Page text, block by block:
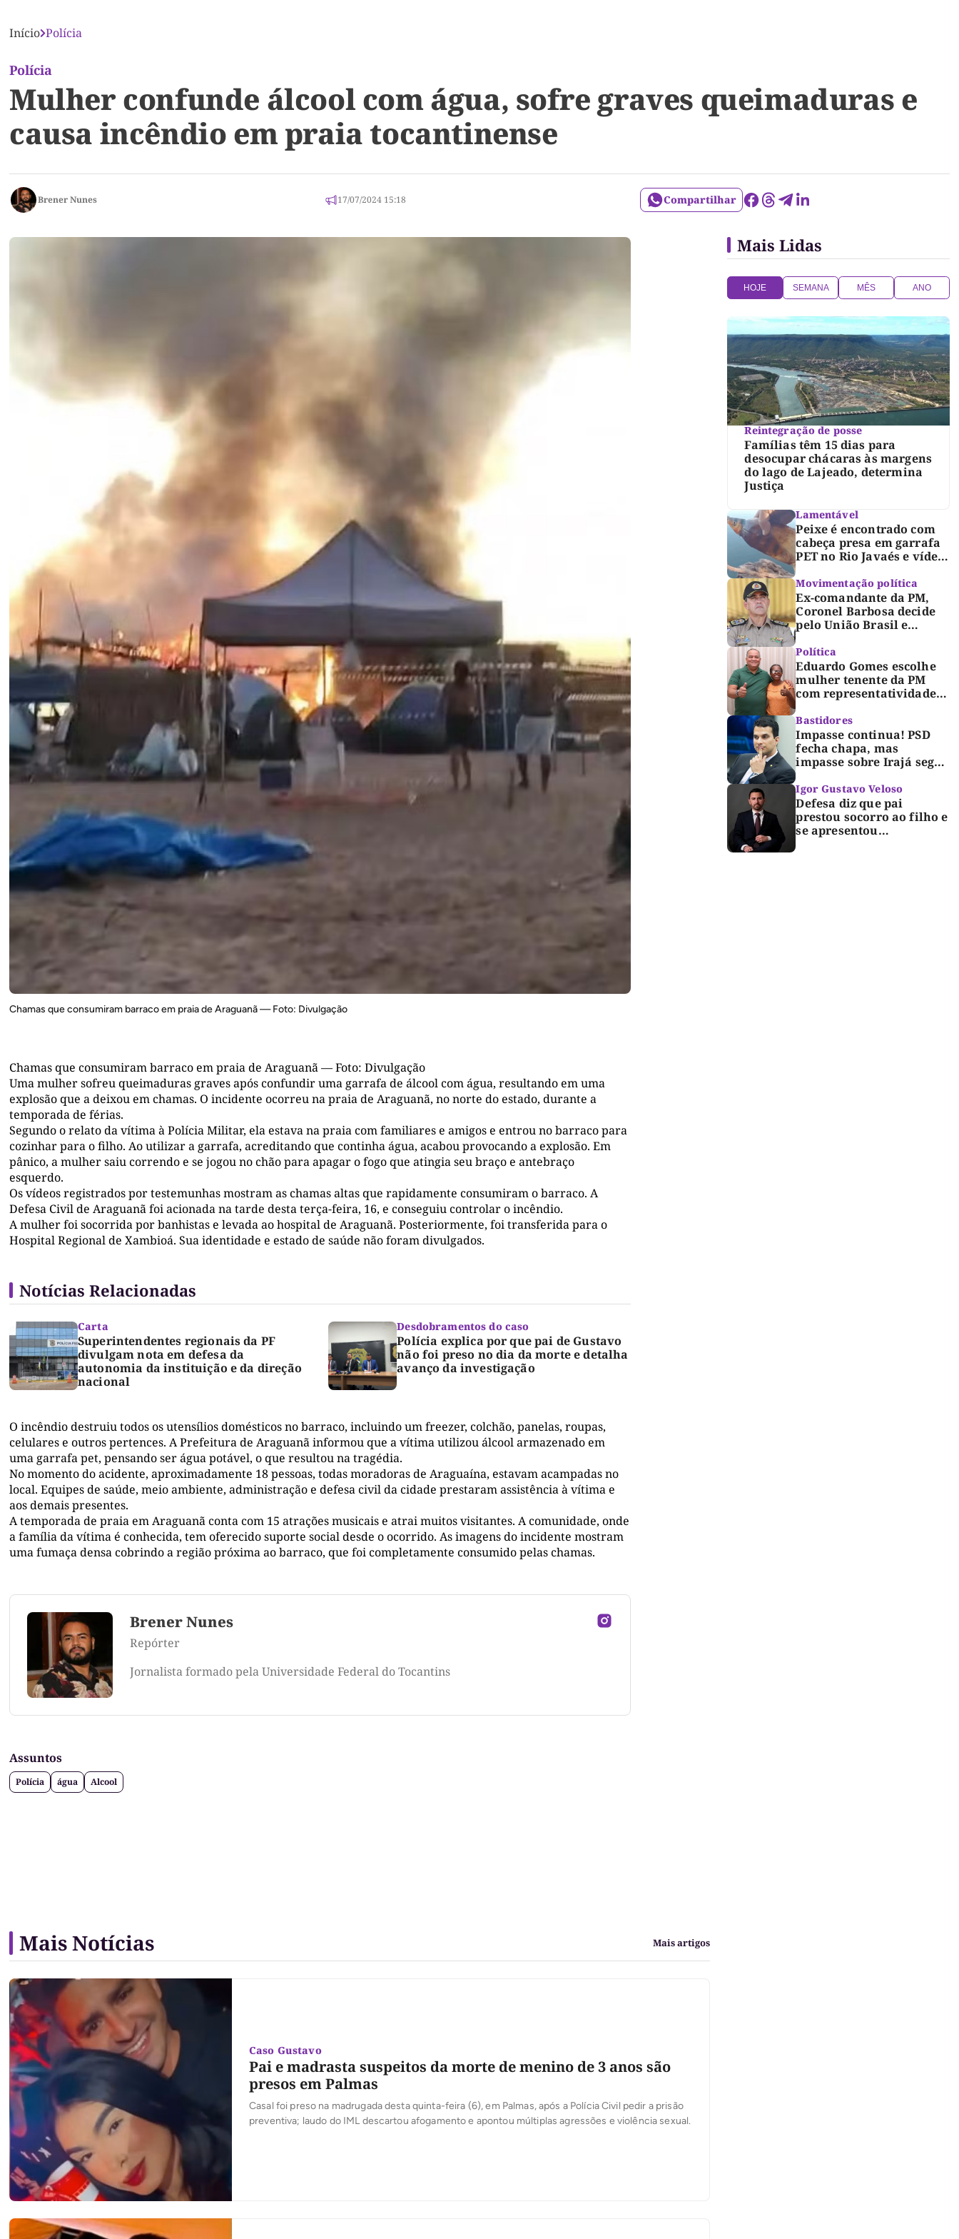
Início Polícia
Polícia
Mulher confunde álcool com água, sofre graves queimaduras e
causa incêndio em praia tocantinense
Brener Nunes 17/07/2024 15:18 Compartilhar
Chamas que consumiram barraco em praia de Araguanã — Foto: Divulgação
Chamas que consumiram barraco em praia de Araguanã — Foto: Divulgação
Uma mulher sofreu queimaduras graves após confundir uma garrafa de álcool com água, resultando em uma
explosão que a deixou em chamas. O incidente ocorreu na praia de Araguanã, no norte do estado, durante a
temporada de férias.
Segundo o relato da vítima à Polícia Militar, ela estava na praia com familiares e amigos e entrou no barraco para
cozinhar para o filho. Ao utilizar a garrafa, acreditando que continha água, acabou provocando a explosão. Em
pânico, a mulher saiu correndo e se jogou no chão para apagar o fogo que atingia seu braço e antebraço
esquerdo.
Os vídeos registrados por testemunhas mostram as chamas altas que rapidamente consumiram o barraco. A
Defesa Civil de Araguanã foi acionada na tarde desta terça-feira, 16, e conseguiu controlar o incêndio.
A mulher foi socorrida por banhistas e levada ao hospital de Araguanã. Posteriormente, foi transferida para o
Hospital Regional de Xambioá. Sua identidade e estado de saúde não foram divulgados.
Notícias Relacionadas
Carta
Superintendentes regionais da PF
divulgam nota em defesa da
autonomia da instituição e da direção
nacional
Desdobramentos do caso
Polícia explica por que pai de Gustavo
não foi preso no dia da morte e detalha
avanço da investigação
O incêndio destruiu todos os utensílios domésticos no barraco, incluindo um freezer, colchão, panelas, roupas,
celulares e outros pertences. A Prefeitura de Araguanã informou que a vítima utilizou álcool armazenado em
uma garrafa pet, pensando ser água potável, o que resultou na tragédia.
No momento do acidente, aproximadamente 18 pessoas, todas moradoras de Araguaína, estavam acampadas no
local. Equipes de saúde, meio ambiente, administração e defesa civil da cidade prestaram assistência à vítima e
aos demais presentes.
A temporada de praia em Araguanã conta com 15 atrações musicais e atrai muitos visitantes. A comunidade, onde
a família da vítima é conhecida, tem oferecido suporte social desde o ocorrido. As imagens do incidente mostram
uma fumaça densa cobrindo a região próxima ao barraco, que foi completamente consumido pelas chamas.
Brener Nunes
Repórter
Jornalista formado pela Universidade Federal do Tocantins
Assuntos
Polícia água Alcool
Mais Lidas
HOJE SEMANA MÊS ANO
Reintegração de posse
Famílias têm 15 dias para
desocupar chácaras às margens
do lago de Lajeado, determina
Justiça
Lamentável
Peixe é encontrado com
cabeça presa em garrafa
PET no Rio Javaés e vídeo
lixo nos rios
Movimentação política
Ex-comandante da PM,
Coronel Barbosa decide
pelo União Brasil e
Dorinha
Política
Eduardo Gomes escolhe
mulher tenente da PM
com representatividade e
para compor segunda
suplência ao Senado
Bastidores
Impasse continua! PSD
fecha chapa, mas
impasse sobre Irajá segue
TRE; Laurez diz que nome
dele não foi homologado
Igor Gustavo Veloso
Defesa diz que pai
prestou socorro ao filho e
se apresentou
Mais Notícias Mais artigos
Caso Gustavo
Pai e madrasta suspeitos da morte de menino de 3 anos são
presos em Palmas
Casal foi preso na madrugada desta quinta-feira (6), em Palmas, após a Polícia Civil pedir a prisão
preventiva; laudo do IML descartou afogamento e apontou múltiplas agressões e violência sexual.